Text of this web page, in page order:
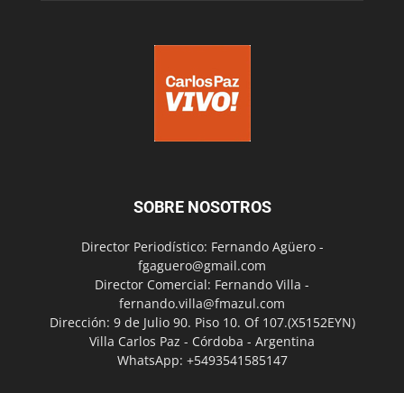
SOBRE NOSOTROS
Director Periodístico: Fernando Agüero -
fgaguero@gmail.com
Director Comercial: Fernando Villa -
fernando.villa@fmazul.com
Dirección: 9 de Julio 90. Piso 10. Of 107.(X5152EYN)
Villa Carlos Paz - Córdoba - Argentina
WhatsApp: +5493541585147